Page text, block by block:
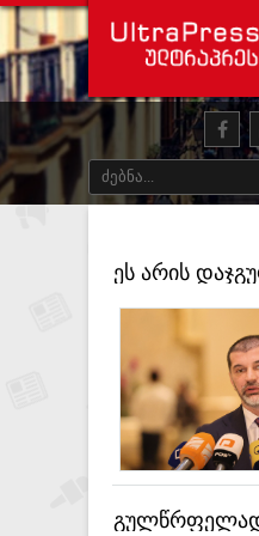
ეს არის
რომელთა
ახლაც
კახა კალაძე
გულწრფელად